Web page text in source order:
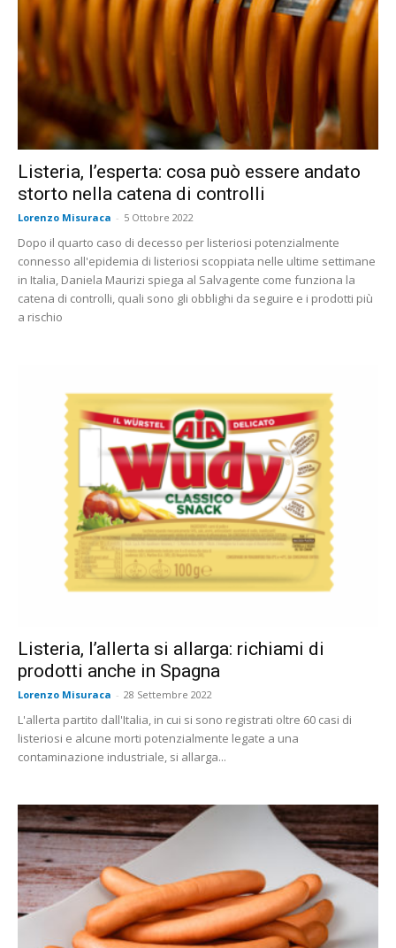
Listeria, l’esperta: cosa può essere andato
storto nella catena di controlli
Lorenzo Misuraca - 5 Ottobre 2022
Dopo il quarto caso di decesso per listeriosi potenzialmente
connesso all'epidemia di listeriosi scoppiata nelle ultime settimane
in Italia, Daniela Maurizi spiega al Salvagente come funziona la
catena di controlli, quali sono gli obblighi da seguire e i prodotti più
a rischio
Listeria, l’allerta si allarga: richiami di
prodotti anche in Spagna
Lorenzo Misuraca - 28 Settembre 2022
L'allerta partito dall'Italia, in cui si sono registrati oltre 60 casi di
listeriosi e alcune morti potenzialmente legate a una
contaminazione industriale, si allarga...